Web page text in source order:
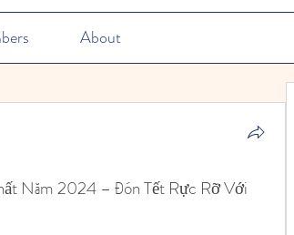
About
Năm 2024 – Đón Tết Rực Rỡ Với